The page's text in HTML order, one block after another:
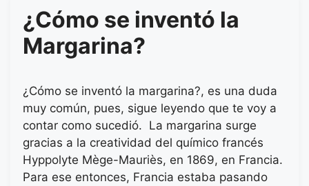
¿Cómo se inventó la
Margarina?
¿Cómo se inventó la margarina?, es una duda
muy común, pues, sigue leyendo que te voy a
contar como sucedió. La margarina surge
gracias a la creatividad del químico francés
Hyppolyte Mège-Mauriès, en 1869, en Francia.
Para ese entonces, Francia estaba pasando